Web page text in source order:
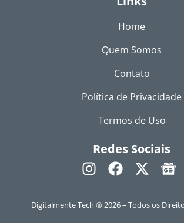
Home
Quem Somos
Contato
Política de Privacidade
Termos de Uso
Redes Sociais
Digitalmente Tech ® 2026 – Todos os